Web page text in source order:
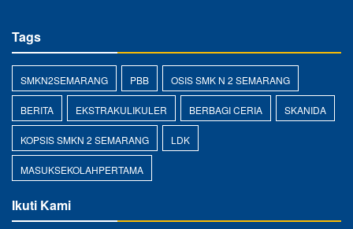
Tags
SMKN2SEMARANG PBB OSIS SMK N 2 SEMARANG
BERITA EKSTRAKULIKULER BERBAGI CERIA SKANIDA
KOPSIS SMKN 2 SEMARANG LDK
MASUKSEKOLAHPERTAMA
Ikuti Kami